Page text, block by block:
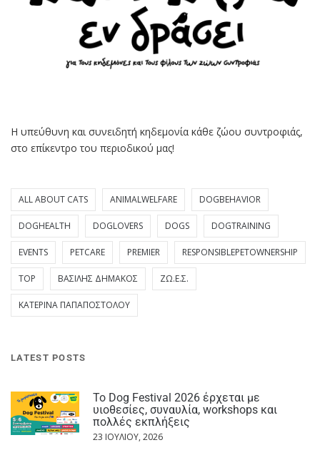
Η υπεύθυνη και συνειδητή κηδεμονία κάθε ζώου συντροφιάς,
στο επίκεντρο του περιοδικού μας!
ALL ABOUT CATS ANIMALWELFARE DOGBEHAVIOR
DOGHEALTH DOGLOVERS DOGS DOGTRAINING
EVENTS PETCARE PREMIER RESPONSIBLEPETOWNERSHIP
TOP ΒΑΣΊΛΗΣ ΔΗΜΆΚΟΣ ΖΩ.Ε.Σ.
ΚΑΤΕΡΊΝΑ ΠΑΠΑΠΟΣΤΌΛΟΥ
LATEST POSTS
Το Dog Festival 2026 έρχεται με
υιοθεσίες, συναυλία, workshops και
πολλές εκπλήξεις
23 ΙΟΥΛΊΟΥ, 2026